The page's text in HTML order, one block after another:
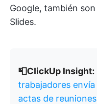
Google, también
Slides.
📮ClickUp Insight:
trabajadores
actas de reuniones